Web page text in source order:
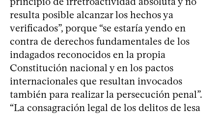
resulta posible alcanzar los hechos ya
verificados”, porque “se estaría yendo en
contra de derechos fundamentales de los
indagados reconocidos en la propia
Constitución nacional y en los pactos
internacionales que resultan invocados
también para realizar la persecución penal”.
“La consagración legal de los delitos de lesa